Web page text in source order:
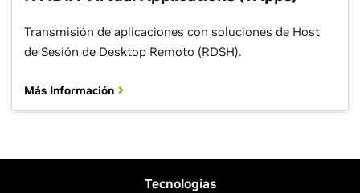
Transmisión de aplicaciones con soluciones de Host
de Sesión de Desktop Remoto (RDSH).
Más Información
Tecnologías